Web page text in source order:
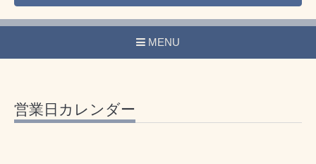
MENU
営業日カレンダー